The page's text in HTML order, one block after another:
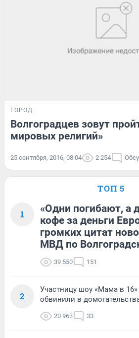
ГОРОД
Волгоградцев зовут
мировых религий»
25 сентября, 2016, 08:04 2 254
ТОП 5
1
«Одни погибают, а
кофе за деньги
громких цитат
МВД по
39 550 151
2
Участницу шоу «Мама в 16»
обвинили в
20 963 33